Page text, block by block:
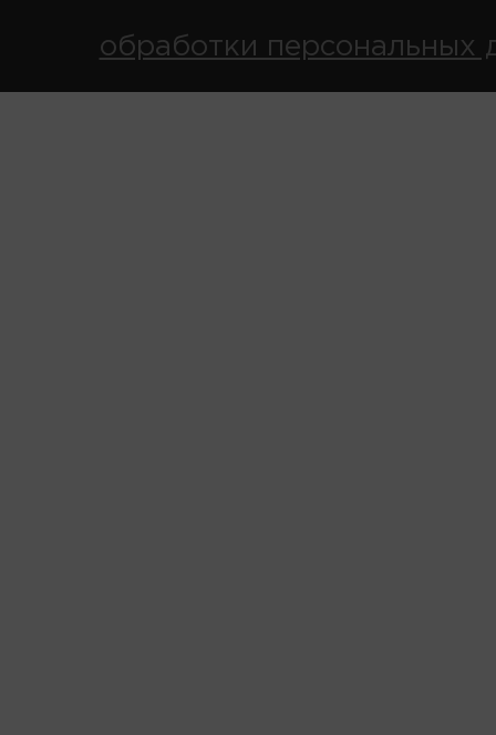
обработки персональных